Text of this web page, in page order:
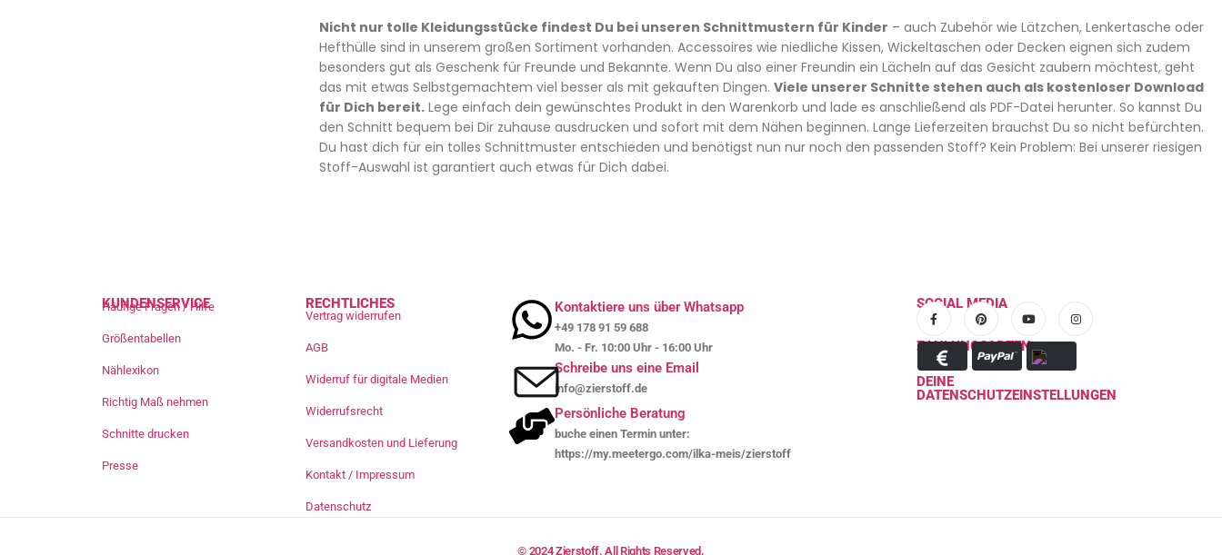
Nicht nur tolle Kleidungsstücke findest Du bei unseren Schnittmustern für Kinder – auch Zubehör wie Lätzchen, Lenkertasche oder
Hefthülle sind in unserem großen Sortiment vorhanden. Accessoires wie niedliche Kissen, Wickeltaschen oder Decken eignen sich zudem
besonders gut als Geschenk für Freunde und Bekannte. Wenn Du also einer Freundin ein Lächeln auf das Gesicht zaubern möchtest, geht
das mit etwas Selbstgemachtem viel besser als mit gekauften Dingen. Viele unserer Schnitte stehen auch als kostenloser Download
für Dich bereit. Lege einfach dein gewünschtes Produkt in den Warenkorb und lade es anschließend als PDF-Datei herunter. So kannst Du
den Schnitt bequem bei Dir zuhause ausdrucken und sofort mit dem Nähen beginnen. Lange Lieferzeiten brauchst Du so nicht befürchten.
Du hast dich für ein tolles Schnittmuster entschieden und benötigst nun nur noch den passenden Stoff? Kein Problem: Bei unserer riesigen
Stoff-Auswahl ist garantiert auch etwas für Dich dabei.
KUNDENSERVICE
Häufige Fragen / Hilfe
Größentabellen
Nählexikon
Richtig Maß nehmen
Schnitte drucken
Presse
RECHTLICHES
Vertrag widerrufen
AGB
Widerruf für digitale Medien
Widerrufsrecht
Versandkosten und Lieferung
Kontakt / Impressum
Datenschutz
Kontaktiere uns über Whatsapp
+49 178 91 59 688
Mo. - Fr. 10:00 Uhr - 16:00 Uhr
Schreibe uns eine Email
info@zierstoff.de
Persönliche Beratung
buche einen Termin unter:
https://my.meetergo.com/ilka-meis/zierstoff
SOCIAL MEDIA
ZAHLUNGSARTEN
DEINE
DATENSCHUTZEINSTELLUNGEN
© 2024 Zierstoff. All Rights Reserved.